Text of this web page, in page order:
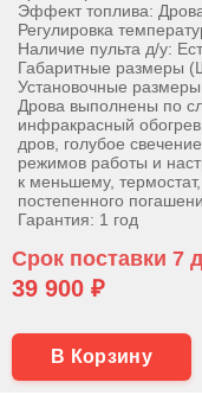
Эффект топлива:
Регулировка
Наличие пульта д/у:
Габаритные размеры
Установочные
Дрова выполнены по
инфракрасный
дров, голубое
режимов работы и
к меньшему,
постепенного
Гарантия: 1 год
Срок поставки 7
39 900 ₽
В Корзину